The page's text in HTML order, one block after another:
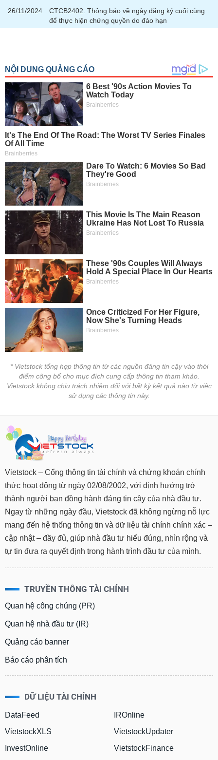
26/11/2024
CTCB2402: Thông báo về ngày đăng ký cuối cùng
để thực hiện chứng quyền do đáo hạn
* Vietstock tổng hợp thông tin từ các nguồn đáng tin cậy vào thời
điểm công bố cho mục đích cung cấp thông tin tham khảo.
Vietstock không chịu trách nhiệm đối với bất kỳ kết quả nào từ việc
sử dụng các thông tin này.
Vietstock – Cổng thông tin tài chính và chứng khoán chính
thức hoạt động từ ngày 02/08/2002, với định hướng trở
thành người bạn đồng hành đáng tin cậy của nhà đầu tư.
Ngay từ những ngày đầu, Vietstock đã không ngừng nỗ lực
mang đến hệ thống thông tin và dữ liệu tài chính chính xác –
cập nhật – đầy đủ, giúp nhà đầu tư hiểu đúng, nhìn rộng và
tự tin đưa ra quyết định trong hành trình đầu tư của mình.
TRUYỀN THÔNG TÀI CHÍNH
Quan hệ công chúng (PR)
Quan hệ nhà đầu tư (IR)
Quảng cáo banner
Báo cáo phân tích
DỮ LIỆU TÀI CHÍNH
DataFeed
VietstockXLS
InvestOnline
IROnline
VietstockUpdater
VietstockFinance
chính